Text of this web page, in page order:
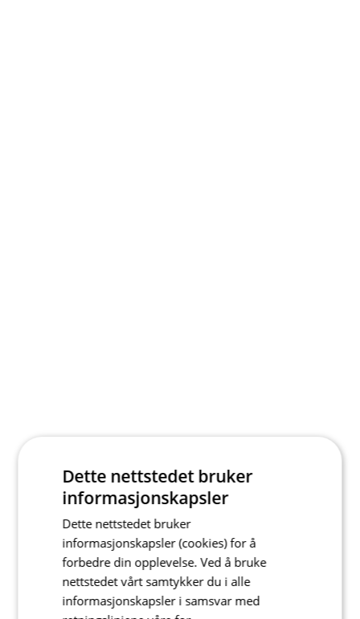
Dette nettstedet bruker
informasjonskapsler
Dette nettstedet bruker
informasjonskapsler (cookies) for å
forbedre din opplevelse. Ved å bruke
nettstedet vårt samtykker du i alle
informasjonskapsler i samsvar med